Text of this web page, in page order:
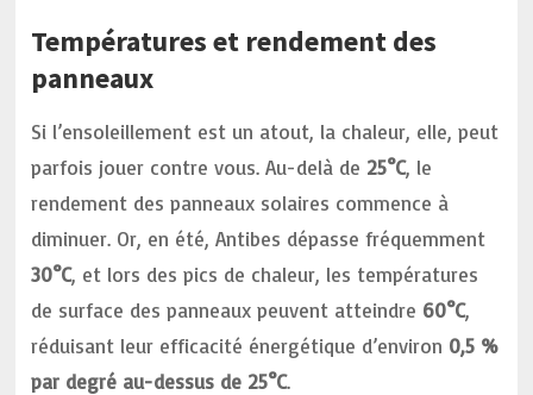
Températures et rendement des
panneaux
Si l’ensoleillement est un atout, la chaleur, elle, peut
parfois jouer contre vous. Au-delà de 25°C, le
rendement des panneaux solaires commence à
diminuer. Or, en été, Antibes dépasse fréquemment
30°C, et lors des pics de chaleur, les températures
de surface des panneaux peuvent atteindre 60°C,
réduisant leur efficacité énergétique d’environ 0,5 %
par degré au-dessus de 25°C.